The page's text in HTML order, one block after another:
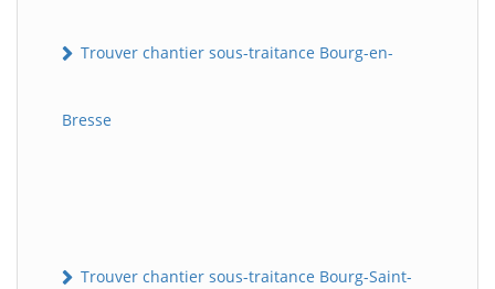
Trouver chantier sous-traitance Bourg-en-
Bresse
Trouver chantier sous-traitance Bourg-Saint-